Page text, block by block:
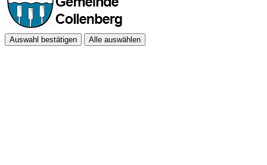
Auswahl bestätigen Alle auswählen